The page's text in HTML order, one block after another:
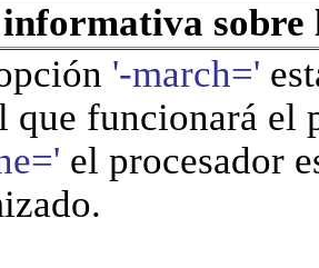
sobre
'-march='
que funcionará el
el procesador